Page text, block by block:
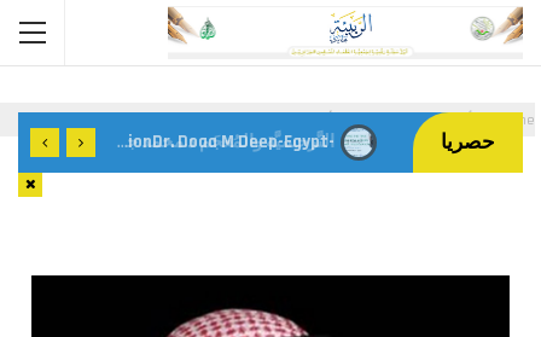
Home أعداد المجلة العدد الأول
حصريا -Delivering The True Meanings Of Al Qur’ān, An Islamic TheorizationDr. Doaa M Deep-Egyptالنَّرجسيَّة والمُعجَم د.محمد جمعة الدِّربيّ -مصر-